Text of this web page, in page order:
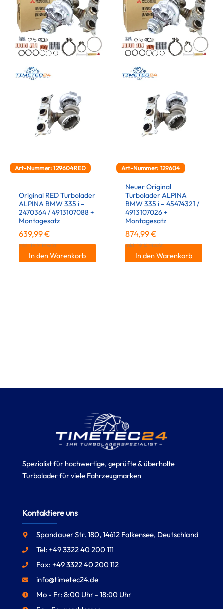
Art-Nummer: 129604RED
Original RED Turbolader
ALPINA BMW 335 i –
2470364 / 4913107088 +
Montagesatz
639,99€
inkl. 19 % MwSt.
In den Warenkorb
Art-Nummer: 129604
Neuer Original
Turbolader ALPINA
BMW 335 i – 45474321 /
4913107026 +
Montagesatz
874,99€
inkl. 19 % MwSt.
In den Warenkorb
Spezialist für hochwertige, geprüfte & überholte
Turbolader für viele Fahrzeugmarken
Kontaktiere uns
Spandauer Str. 180, 14612 Falkensee, Deutschland
Tel: +49 3322 40 200 111
Fax: +49 3322 40 200 112
info@timetec24.de
Mo - Fr: 8:00 Uhr - 18:00 Uhr